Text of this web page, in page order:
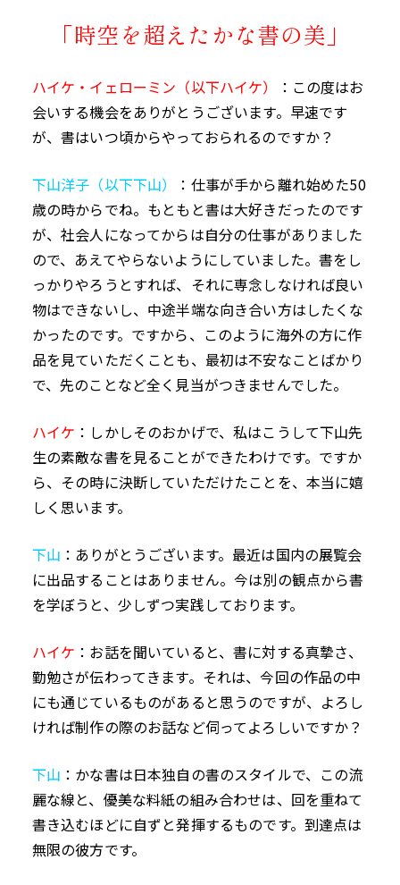
「時空を超えたかな書の美」
ハイケ・イェローミン（以下ハイケ）
：この度はお
会いする機会をありがとうございます。早速です
が、書はいつ頃からやっておられるのですか？
下山洋子（以下下山）
：仕事が手から離れ始めた50
歳の時からでね。もともと書は大好きだったのです
が、社会人になってからは自分の仕事がありました
ので、あえてやらないようにしていました。書をし
っかりやろうとすれば、それに専念しなければ良い
物はできないし、中途半端な向き合い方はしたくな
かったのです。ですから、このように海外の方に作
品を見ていただくことも、最初は不安なことばかり
で、先のことなど全く見当がつきませんでした。
ハイケ ：しかしそのおかげで、私はこうして下山先
生の素敵な書を見ることができたわけです。ですか
ら、その時に決断していただけたことを、本当に嬉
しく思います。
下山 ：ありがとうございます。最近は国内の展覧会
に出品することはありません。今は別の観点から書
を学ぼうと、少しずつ実践しております。
ハイケ ：お話を聞いていると、書に対する真摯さ、
勤勉さが伝わってきます。それは、今回の作品の中
にも通じているものがあると思うのですが、よろし
ければ制作の際のお話など伺ってよろしいですか？
下山 ：かな書は日本独自の書のスタイルで、この流
麗な線と、優美な料紙の組み合わせは、回を重ねて
書き込むほどに自ずと発揮するものです。到達点は
無限の彼方です。